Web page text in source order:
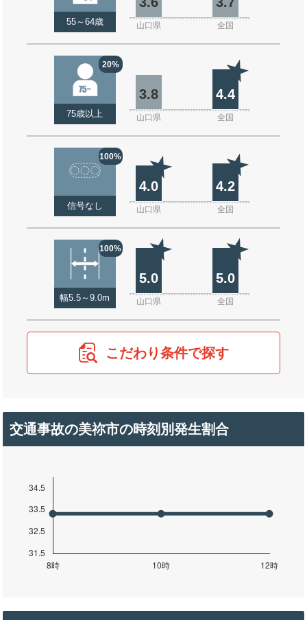
55～64歳 山口県 全国
20%
75歳以上
3.8 4.4
山口県 全国
100%
信号なし
4.0 4.2
山口県 全国
100%
幅5.5～9.0m
5.0 5.0
山口県 全国
こだわり条件で探す
交通事故の美祢市の時刻別発生割合